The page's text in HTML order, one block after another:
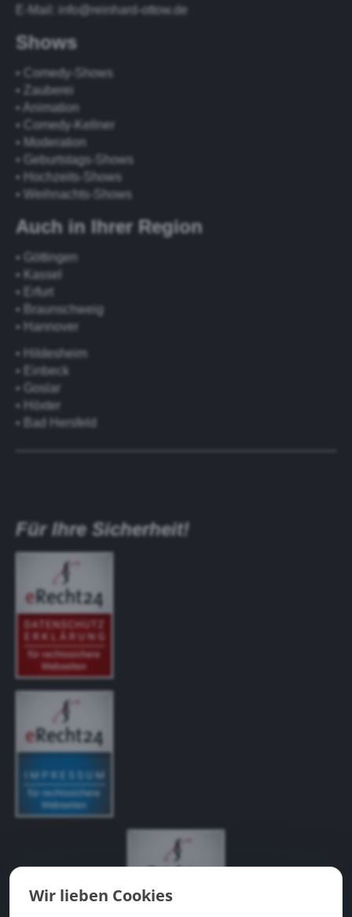
E-Mail:
info@reinhard-ottow.de
Shows
• Comedy-Shows
• Zauberei
• Animation
• Comedy-Kellner
• Moderation
• Geburtstags-Shows
• Hochzeits-Shows
• Weihnachts-Shows
Auch in Ihrer Region
• Göttingen
• Kassel
• Erfurt
• Braunschweig
• Hannover
• Hildesheim
• Einbeck
• Goslar
• Höxter
• Bad Hersfeld
Für Ihre Sicherheit!
Wir lieben Cookies